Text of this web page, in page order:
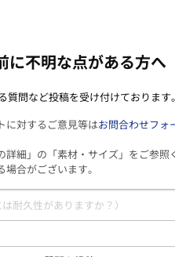
に不明な点がある方へ
質問など投稿を受け付けております。
に対するご意見等はお問合わせフォ
細」の「素材・サイズ」をご参照
合がございます。